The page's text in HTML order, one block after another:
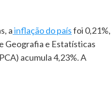
ainflação do paísfoi 0,21%,
Geografia e Estatísticas
acumula 4,23%. A